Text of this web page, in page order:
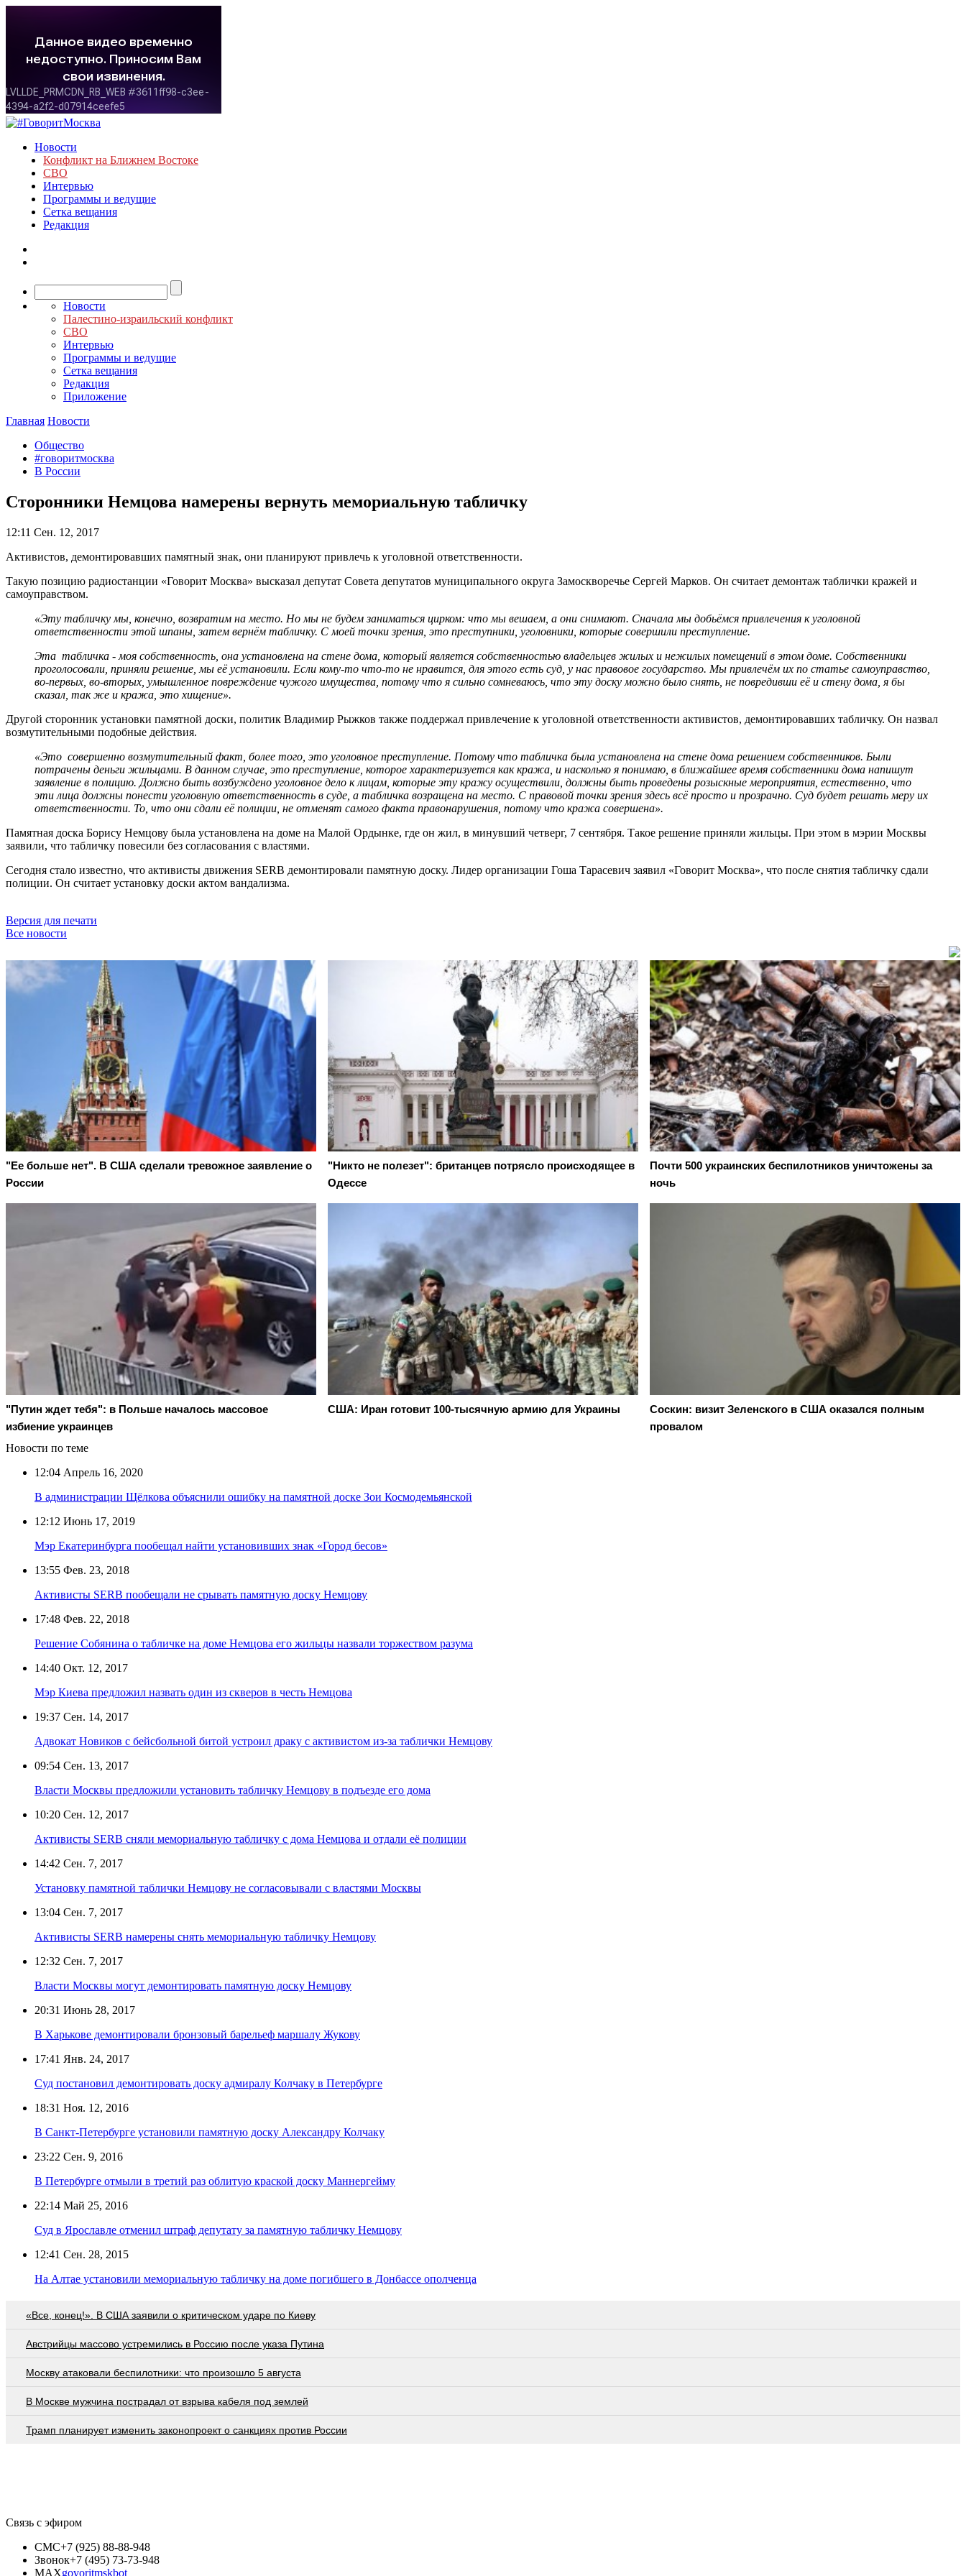
Новости
Конфликт на Ближнем Востоке
СВО
Интервью
Программы и ведущие
Сетка вещания
Редакция
Новости
Палестино-израильский конфликт
СВО
Интервью
Программы и ведущие
Сетка вещания
Редакция
Приложение
Главная Новости
Общество
#говоритмосква
В России
Сторонники Немцова намерены вернуть мемориальную табличку
12:11 Сен. 12, 2017
Активистов, демонтировавших памятный знак, они планируют привлечь к уголовной ответственности.
Такую позицию радиостанции «Говорит Москва» высказал депутат Совета депутатов муниципального округа Замоскворечье Сергей Марков. Он считает демонтаж таблички кражей и
самоуправством.
«Эту табличку мы, конечно, возвратим на место. Но мы не будем заниматься цирком: что мы вешаем, а они снимают. Сначала мы добьёмся привлечения к уголовной
ответственности этой шпаны, затем вернём табличку. С моей точки зрения, это преступники, уголовники, которые совершили преступление.
Эта табличка - моя собственность, она установлена на стене дома, который является собственностью владельцев жилых и нежилых помещений в этом доме. Собственники
проголосовали, приняли решение, мы её установили. Если кому-то что-то не нравится, для этого есть суд, у нас правовое государство. Мы привлечём их по статье самоуправство,
во-первых, во-вторых, умышленное повреждение чужого имущества, потому что я сильно сомневаюсь, что эту доску можно было снять, не повредивши её и стену дома, я бы
сказал, так же и кража, это хищение».
Другой сторонник установки памятной доски, политик Владимир Рыжков также поддержал привлечение к уголовной ответственности активистов, демонтировавших табличку. Он назвал
возмутительными подобные действия.
«Это совершенно возмутительный факт, более того, это уголовное преступление. Потому что табличка была установлена на стене дома решением собственников. Были
потрачены деньги жильцами. В данном случае, это преступление, которое характеризуется как кража, и насколько я понимаю, в ближайшее время собственники дома напишут
заявление в полицию. Должно быть возбуждено уголовное дело к лицам, которые эту кражу осуществили, должны быть проведены розыскные мероприятия, естественно, что
эти лица должны понести уголовную ответственность в суде, а табличка возращена на место. С правовой точки зрения здесь всё просто и прозрачно. Суд будет решать меру их
ответственности. То, что они сдали её полиции, не отменят самого факта правонарушения, потому что кража совершена».
Памятная доска Борису Немцову была установлена на доме на Малой Ордынке, где он жил, в минувший четверг, 7 сентября. Такое решение приняли жильцы. При этом в мэрии Москвы
заявили, что табличку повесили без согласования с властями.
Сегодня стало известно, что активисты движения SERB демонтировали памятную доску. Лидер организации Гоша Тарасевич заявил «Говорит Москва», что после снятия табличку сдали
полиции. Он считает установку доски актом вандализма.
Версия для печати
Все новости
"Ее больше нет". В США сделали тревожное заявление о
России
"Никто не полезет": британцев потрясло происходящее в
Одессе
Почти 500 украинских беспилотников уничтожены за
ночь
"Путин ждет тебя": в Польше началось массовое
избиение украинцев
США: Иран готовит 100-тысячную армию для Украины
Соскин: визит Зеленского в США оказался полным
провалом
Новости по теме
12:04 Апрель 16, 2020
В администрации Щёлкова объяснили ошибку на памятной доске Зои Космодемьянской
12:12 Июнь 17, 2019
Мэр Екатеринбурга пообещал найти установивших знак «Город бесов»
13:55 Фев. 23, 2018
Активисты SERB пообещали не срывать памятную доску Немцову
17:48 Фев. 22, 2018
Решение Собянина о табличке на доме Немцова его жильцы назвали торжеством разума
14:40 Окт. 12, 2017
Мэр Киева предложил назвать один из скверов в честь Немцова
19:37 Сен. 14, 2017
Адвокат Новиков с бейсбольной битой устроил драку с активистом из-за таблички Немцову
09:54 Сен. 13, 2017
Власти Москвы предложили установить табличку Немцову в подъезде его дома
10:20 Сен. 12, 2017
Активисты SERB сняли мемориальную табличку с дома Немцова и отдали её полиции
14:42 Сен. 7, 2017
Установку памятной таблички Немцову не согласовывали с властями Москвы
13:04 Сен. 7, 2017
Активисты SERB намерены снять мемориальную табличку Немцову
12:32 Сен. 7, 2017
Власти Москвы могут демонтировать памятную доску Немцову
20:31 Июнь 28, 2017
В Харькове демонтировали бронзовый барельеф маршалу Жукову
17:41 Янв. 24, 2017
Суд постановил демонтировать доску адмиралу Колчаку в Петербурге
18:31 Ноя. 12, 2016
В Санкт-Петербурге установили памятную доску Александру Колчаку
23:22 Сен. 9, 2016
В Петербурге отмыли в третий раз облитую краской доску Маннергейму
22:14 Май 25, 2016
Суд в Ярославле отменил штраф депутату за памятную табличку Немцову
12:41 Сен. 28, 2015
На Алтае установили мемориальную табличку на доме погибшего в Донбассе ополченца
«Все, конец!». В США заявили о критическом ударе по Киеву
Австрийцы массово устремились в Россию после указа Путина
Москву атаковали беспилотники: что произошло 5 августа
В Москве мужчина пострадал от взрыва кабеля под землей
Трамп планирует изменить законопроект о санкциях против России
Связь с эфиром
СМС+7 (925) 88-88-948
Звонок+7 (495) 73-73-948
MAXgovoritmskbot